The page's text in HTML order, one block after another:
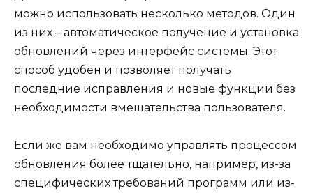
можно использовать несколько методов. Один
из них – автоматическое получение и установка
обновлений через интерфейс системы. Этот
способ удобен и позволяет получать
последние исправления и новые функции без
необходимости вмешательства пользователя.
Если же вам необходимо управлять процессом
обновления более тщательно, например, из-за
специфических требований программ или из-